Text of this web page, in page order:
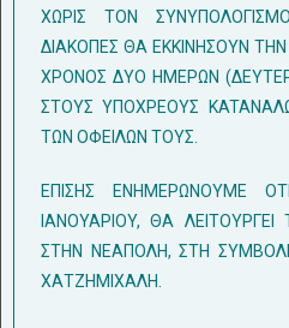
XΩPIΣ TON
ΔIAKOΠEΣ ΘA EKKINHΣOYN
XPONOΣ ΔYO HMEPΩN
ΣTOYΣ YΠOXPEOYΣ
TΩN OΦEIΛΩN TOYΣ.
EΠIΣHΣ ENHMEPΩNOYME
IANOYAPIOY, ΘA
ΣTHN NEAΠOΛH, ΣΤΗ
ΧΑΤΖΗΜΙΧΑΛΗ.